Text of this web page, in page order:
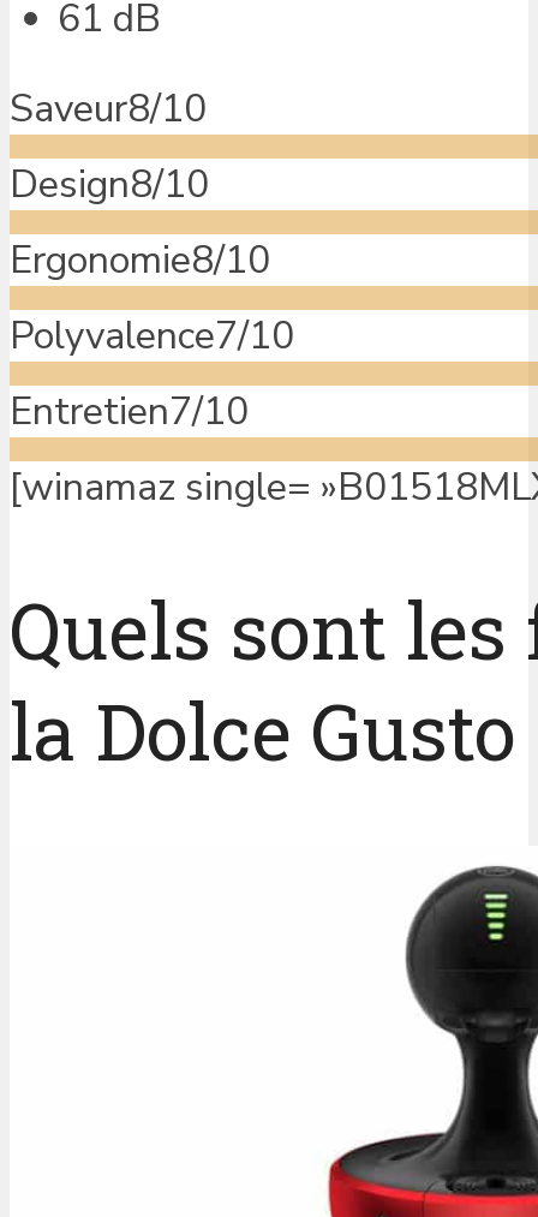
61 dB
Saveur8/10
Design8/10
Ergonomie8/10
Polyvalence7/10
Entretien7/10
[winamaz single=
Quels sont
la Dolce Gusto